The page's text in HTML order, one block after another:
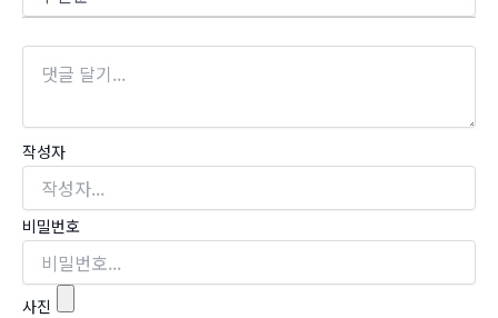
작성자
비밀번호
사진